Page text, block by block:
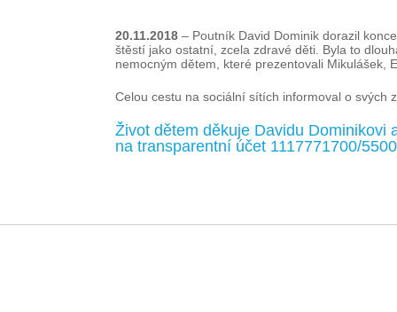
20.11.2018 – Poutník David Dominik dorazil
štěstí jako ostatní, zcela zdravé děti. Byla to
nemocným dětem, které prezentovali Mikulášek,
Celou cestu na sociální sítích informoval o svých
Život dětem děkuje Davidu Dominikovi
na transparentní účet 1117771700/